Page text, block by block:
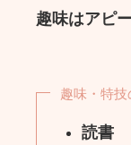
趣味はアピ
趣味・特
読書